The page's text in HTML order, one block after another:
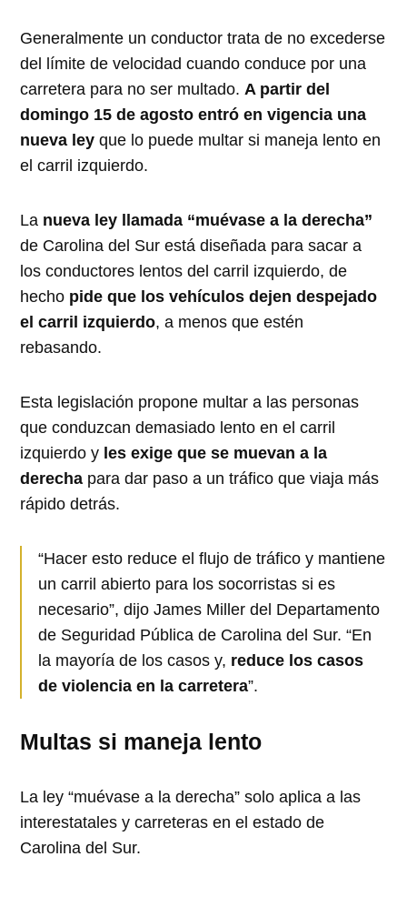
Generalmente un conductor trata de no excederse
del límite de velocidad cuando conduce por una
carretera para no ser multado. A partir del
domingo 15 de agosto entró en vigencia una
nueva ley que lo puede multar si maneja lento en
el carril izquierdo.
La nueva ley llamada “muévase a la derecha”
de Carolina del Sur está diseñada para sacar a
los conductores lentos del carril izquierdo, de
hecho pide que los vehículos dejen despejado
el carril izquierdo, a menos que estén
rebasando.
Esta legislación propone multar a las personas
que conduzcan demasiado lento en el carril
izquierdo y les exige que se muevan a la
derecha para dar paso a un tráfico que viaja más
rápido detrás.
“Hacer esto reduce el flujo de tráfico y mantiene
un carril abierto para los socorristas si es
necesario”, dijo James Miller del Departamento
de Seguridad Pública de Carolina del Sur. “En
la mayoría de los casos y, reduce los casos
de violencia en la carretera”.
Multas si maneja lento
La ley “muévase a la derecha” solo aplica a las
interestatales y carreteras en el estado de
Carolina del Sur.